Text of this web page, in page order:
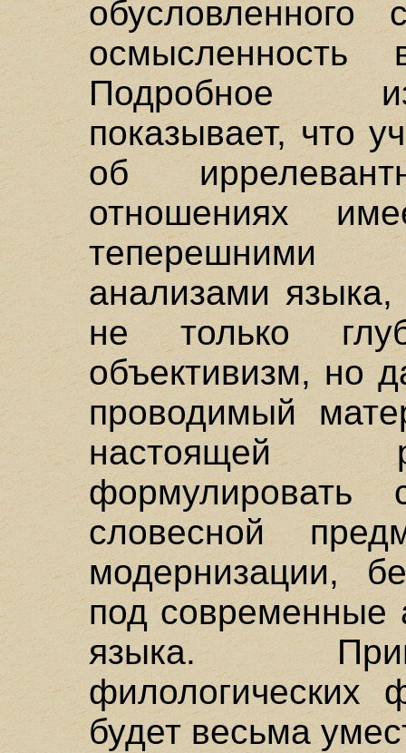
обусловленного
Подробное
показывает, что
об
отношениях
анализами языка,
не только
объективизм, но
проводимый
настоящей
формулировать
словесной
модернизации,
под современные
языка.
филологических
будет весьма